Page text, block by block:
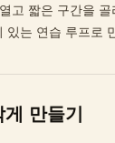
고 짧은 구간을
있는 연습 루프로
만들기